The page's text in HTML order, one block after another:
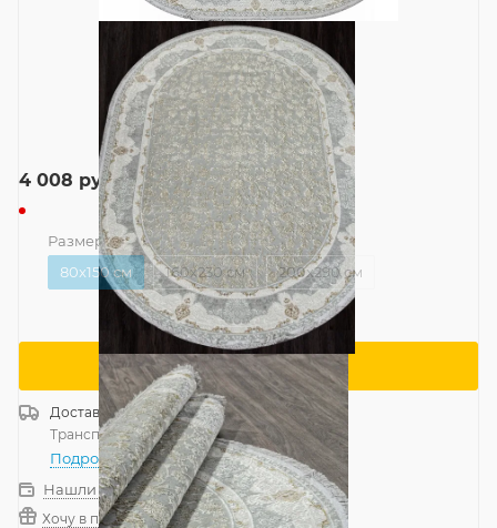
4 008 руб.
Размер — 80x150 см
80x150 см
160x230 см 200x290 см
Сообщить о поступлении
ДоставкаРоссия
Транспортной компанией—бесплатно
Подробнее
Нашли дешевле?
Хочу в подарок